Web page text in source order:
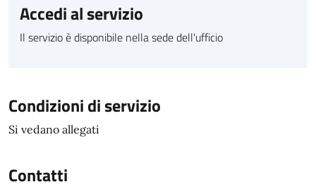
Accedi al servizio
Il servizio è disponibile nella sede dell'ufficio
Condizioni di servizio
Si vedano allegati
Contatti